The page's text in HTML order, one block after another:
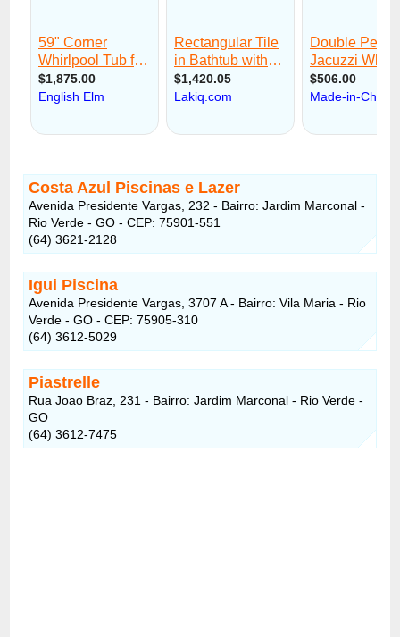
Costa Azul Piscinas e Lazer
Avenida Presidente Vargas, 232 - Bairro: Jardim Marconal -
Rio Verde - GO - CEP: 75901-551
(64) 3621-2128
Igui Piscina
Avenida Presidente Vargas, 3707 A - Bairro: Vila Maria - Rio
Verde - GO - CEP: 75905-310
(64) 3612-5029
Piastrelle
Rua Joao Braz, 231 - Bairro: Jardim Marconal - Rio Verde -
GO
(64) 3612-7475